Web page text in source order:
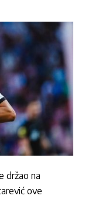
držao na
ove